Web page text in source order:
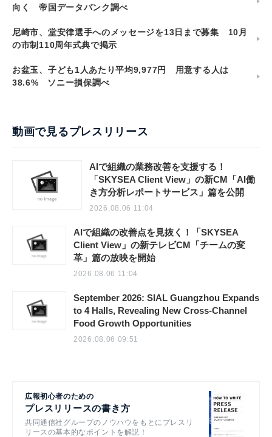
向く 帝国データバンク調べ
尼崎市、堂安律選手へのメッセージを13日まで募集 10月
の市制110周年式典で掲示
お盆玉、子ども1人あたり平均9,977円 用意する人は
38.6% ソニー損保調べ
動画で見るプレスリリース
AIで組織の業務改善を支援する！
「SKYSEA Client View」の新CM「AI働
き方分析レポートサービス」篇を公開
2026.08.06 11:04
AIで組織の改善点を見抜く！「SKYSEA
Client View」の新テレビCM「チームの変
革」篇の放映を開始
2026.08.06 11:04
September 2026: SIAL Guangzhou Expands
to 4 Halls, Revealing New Cross-Channel
Food Growth Opportunities
2026.08.06 09:51
広報初心者のための
プレスリリースの書き方
共同通信社グループのノウハウをもとにプレスリ
リースの基本的なポイントを解説！